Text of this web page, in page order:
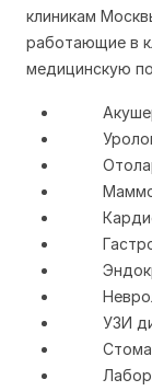
клиникам
работающие в
медицинскую
УЗИ